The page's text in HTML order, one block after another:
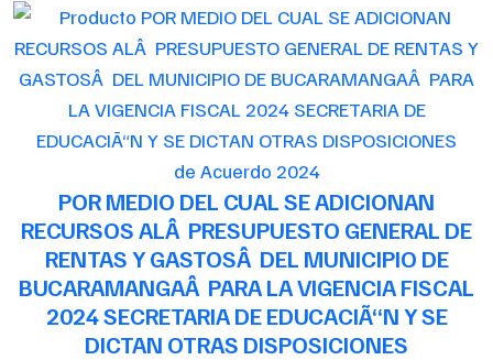
de Acuerdo 2024
POR MEDIO DEL CUAL SE ADICIONAN
RECURSOS ALÂ PRESUPUESTO GENERAL DE
RENTAS Y GASTOSÂ DEL MUNICIPIO DE
BUCARAMANGAÂ PARA LA VIGENCIA FISCAL
2024 SECRETARIA DE EDUCACIÃ“N Y SE
DICTAN OTRAS DISPOSICIONES